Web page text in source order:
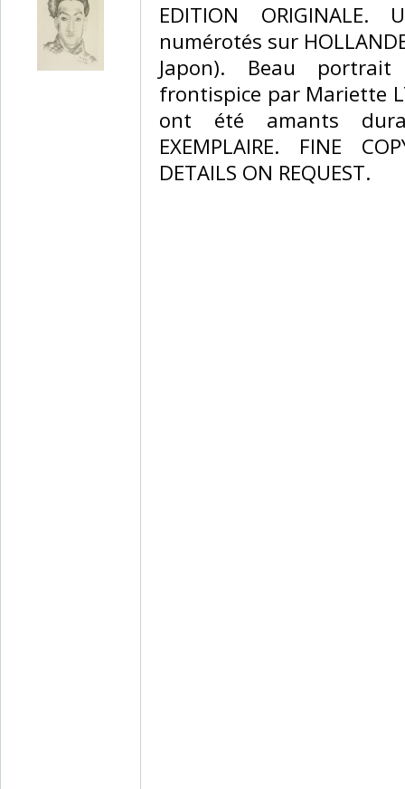
‎EDITION ORIGINALE.
numérotés sur
Japon). Beau
frontispice par Mariette
ont été amants
EXEMPLAIRE. FINE
DETAILS ON REQUEST. ‎